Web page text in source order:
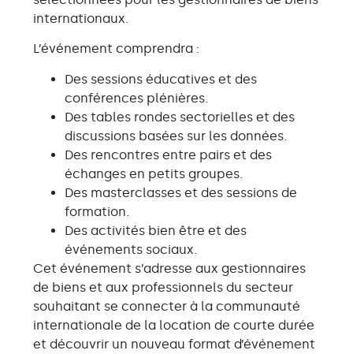
internationaux.
L’événement comprendra :
Des sessions éducatives et des
conférences plénières.
Des tables rondes sectorielles et des
discussions basées sur les données.
Des rencontres entre pairs et des
échanges en petits groupes.
Des masterclasses et des sessions de
formation.
Des activités bien être et des
événements sociaux.
Cet événement s’adresse aux gestionnaires
de biens et aux professionnels du secteur
souhaitant se connecter à la communauté
internationale de la location de courte durée
et découvrir un nouveau format d’événement